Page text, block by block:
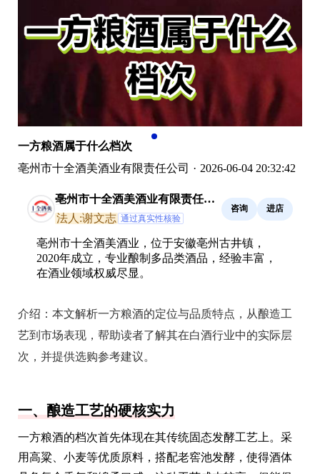
一方粮酒属于什么档次
亳州市十全酒美酒业有限责任公司 · 2026-06-04 20:32:42
亳州市十全酒美酒业有限责任公
司
法人:谢文志 通过真实性核验
咨询 进店
亳州市十全酒美酒业，位于安徽亳州古井镇，
2020年成立，专业酿制多品类酒品，经验丰富，
在酒业领域权威尽显。
介绍： 本文解析一方粮酒的定位与品质特点，从酿造工
艺到市场表现，帮助读者了解其在白酒行业中的实际层
次，并提供选购参考建议。
一、酿造工艺的硬核实力
一方粮酒的档次首先体现在其传统固态发酵工艺上。采
用高粱、小麦等优质原料，搭配老窖池发酵，使得酒体